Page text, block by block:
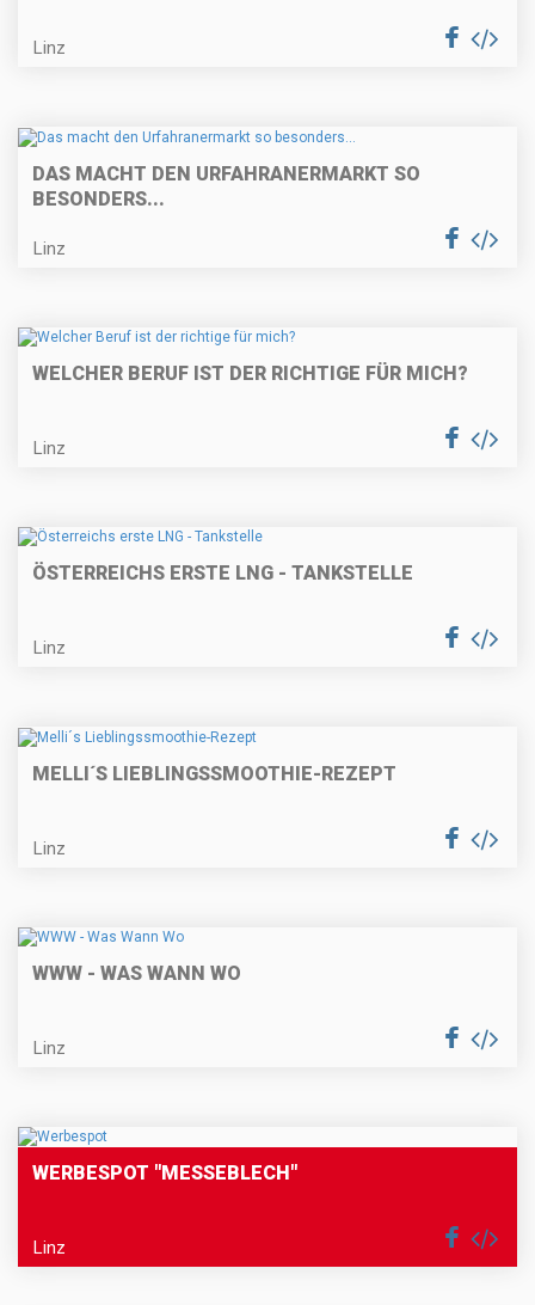
Linz
DAS MACHT DEN URFAHRANERMARKT SO
BESONDERS...
Linz
WELCHER BERUF IST DER RICHTIGE FÜR MICH?
Linz
ÖSTERREICHS ERSTE LNG - TANKSTELLE
Linz
MELLI´S LIEBLINGSSMOOTHIE-REZEPT
Linz
WWW - WAS WANN WO
Linz
WERBESPOT "MESSEBLECH"
Linz